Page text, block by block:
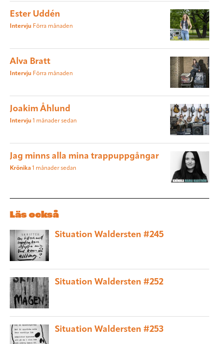
Ester Uddén
Intervju Förra månaden
Alva Bratt
Intervju Förra månaden
Joakim Åhlund
Intervju 1 månader sedan
Jag minns alla mina trappuppgångar
Krönika 1 månader sedan
Läs också
Situation Waldersten #245
Situation Waldersten #252
Situation Waldersten #253